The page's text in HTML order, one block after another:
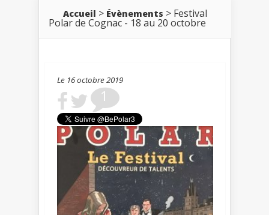
Accueil > Évènements > Festival
Polar de Cognac - 18 au 20 octobre
Le 16 octobre 2019
1